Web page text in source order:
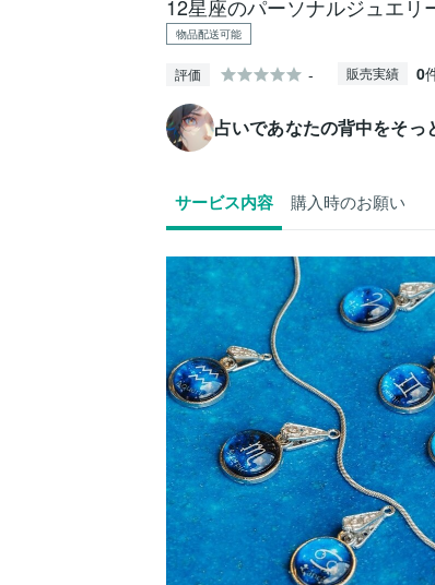
12星座のパーソナルジュエ
物品配送可能
評価 - 販売実績 0
占いであなたの背中をそっ
サービス内容 購入時のお願い